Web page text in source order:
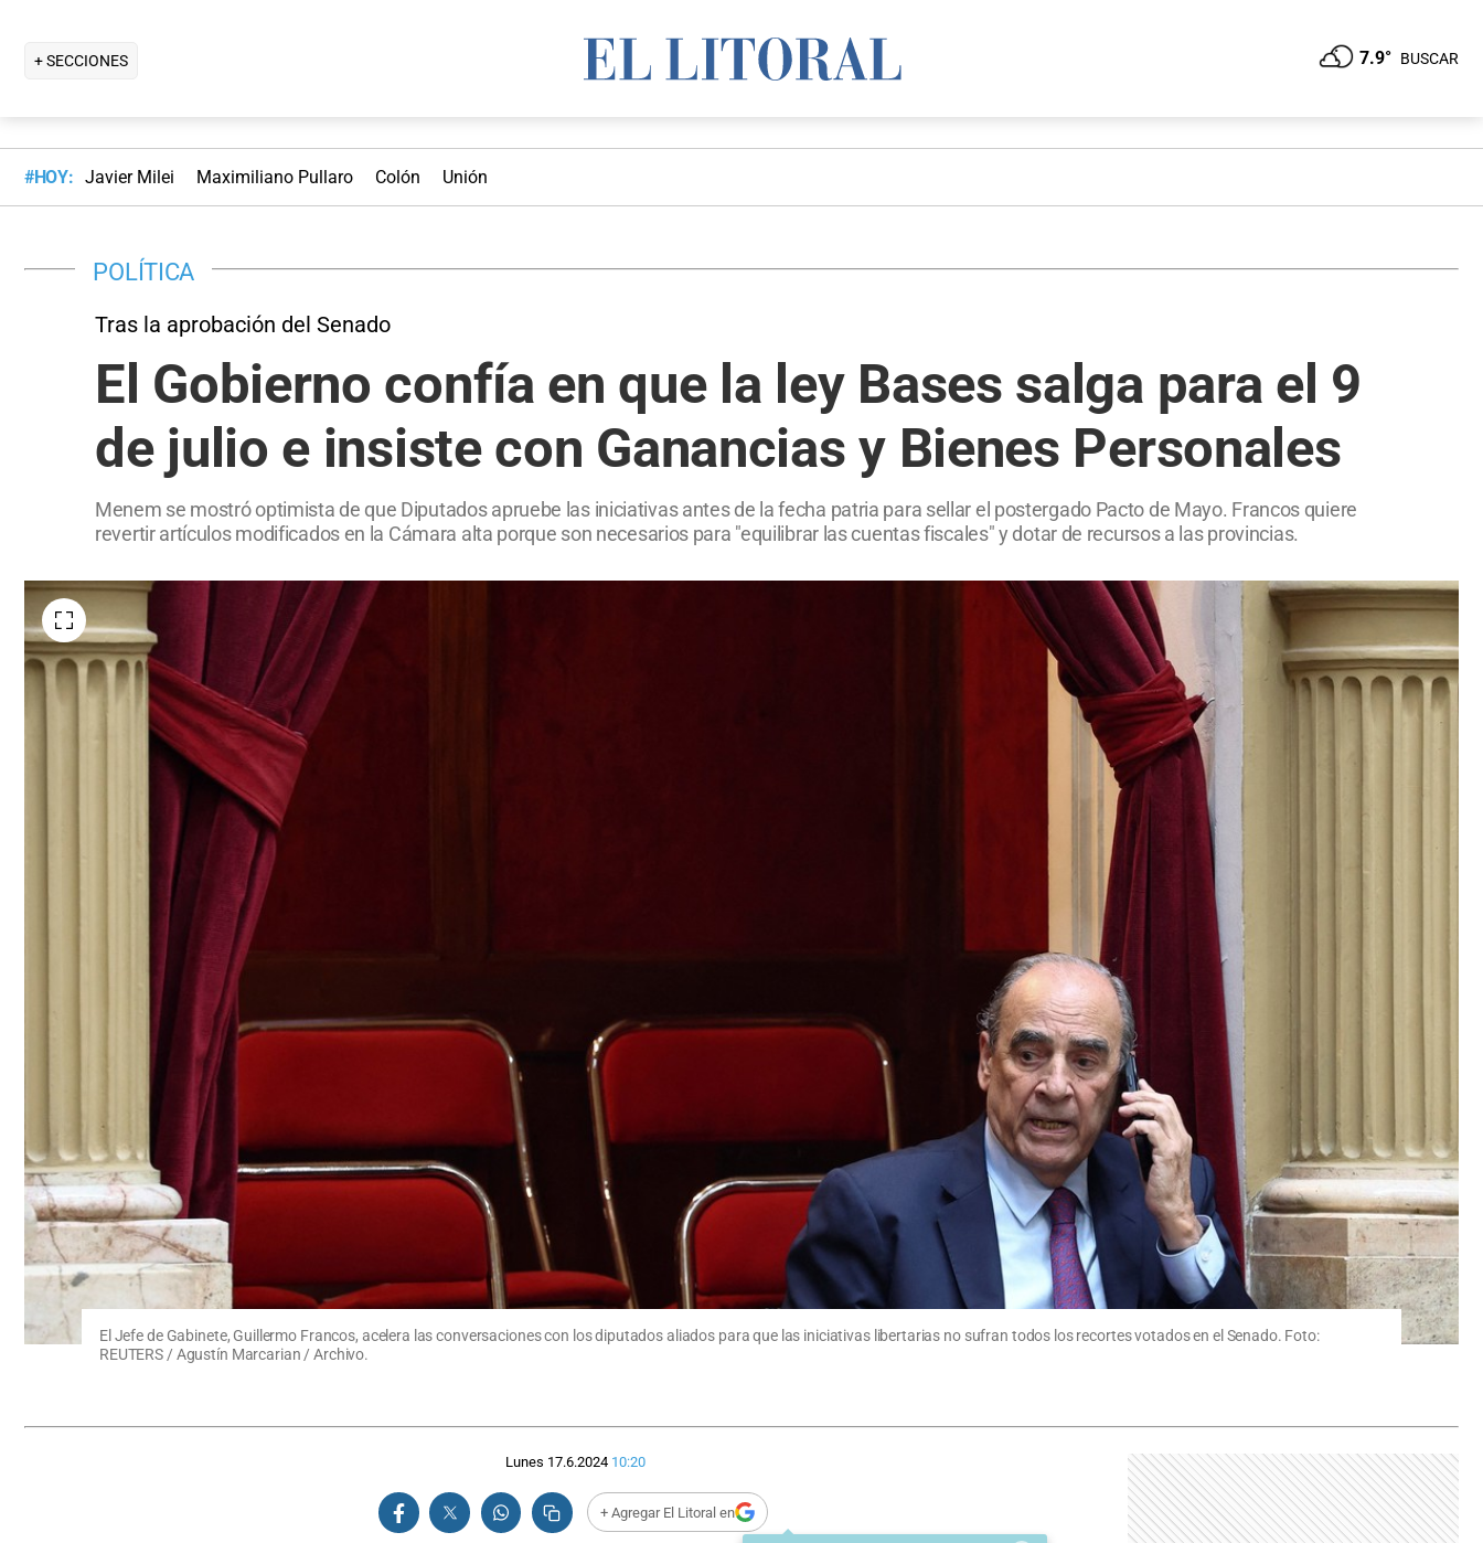
+ SECCIONES 7.9° BUSCAR
#HOY: Javier Milei Maximiliano Pullaro Colón Unión
POLÍTICA
Tras la aprobación del Senado
El Gobierno confía en que la ley Bases salga para el 9
de julio e insiste con Ganancias y Bienes Personales
Menem se mostró optimista de que Diputados apruebe las iniciativas antes de la fecha patria para sellar el postergado Pacto de Mayo. Francos quiere
revertir artículos modificados en la Cámara alta porque son necesarios para "equilibrar las cuentas fiscales" y dotar de recursos a las provincias.
El Jefe de Gabinete, Guillermo Francos, acelera las conversaciones con los diputados aliados para que las iniciativas libertarias no sufran todos los recortes votados en el Senado. Foto:
REUTERS / Agustín Marcarian / Archivo.
Lunes 17.6.2024 10:20
+ Agregar El Litoral en